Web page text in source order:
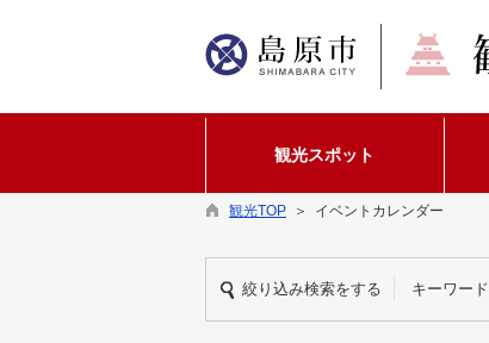
観光スポット
観光TOP ＞ イベントカレンダー
絞り込み検索をする キーワード